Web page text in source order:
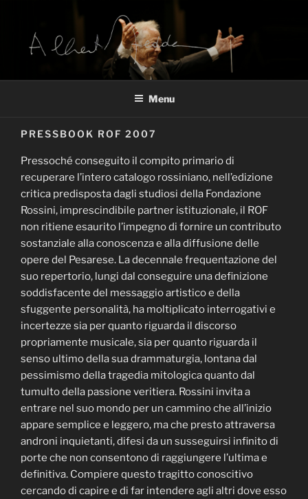
contenuto
ARCHIVIO ALBERTO ZEDDA
Alberto Zedda sito ufficiale
Menu
PRESSBOOK ROF 2007
Pressoché conseguito il compito primario di
recuperare l’intero catalogo rossiniano, nell’edizione
critica predisposta dagli studiosi della Fondazione
Rossini, imprescindibile partner istituzionale, il ROF
non ritiene esaurito l’impegno di fornire un contributo
sostanziale alla conoscenza e alla diffusione delle
opere del Pesarese. La decennale frequentazione del
suo repertorio, lungi dal conseguire una definizione
soddisfacente del messaggio artistico e della
sfuggente personalità, ha moltiplicato interrogativi e
incertezze sia per quanto riguarda il discorso
propriamente musicale, sia per quanto riguarda il
senso ultimo della sua drammaturgia, lontana dal
pessimismo della tragedia mitologica quanto dal
tumulto della passione veritiera. Rossini invita a
entrare nel suo mondo per un cammino che all’inizio
appare semplice e leggero, ma che presto attraversa
androni inquietanti, difesi da un susseguirsi infinito di
porte che non consentono di raggiungere l’ultima e
definitiva. Compiere questo tragitto conoscitivo
cercando di capire e di far intendere agli altri dove esso